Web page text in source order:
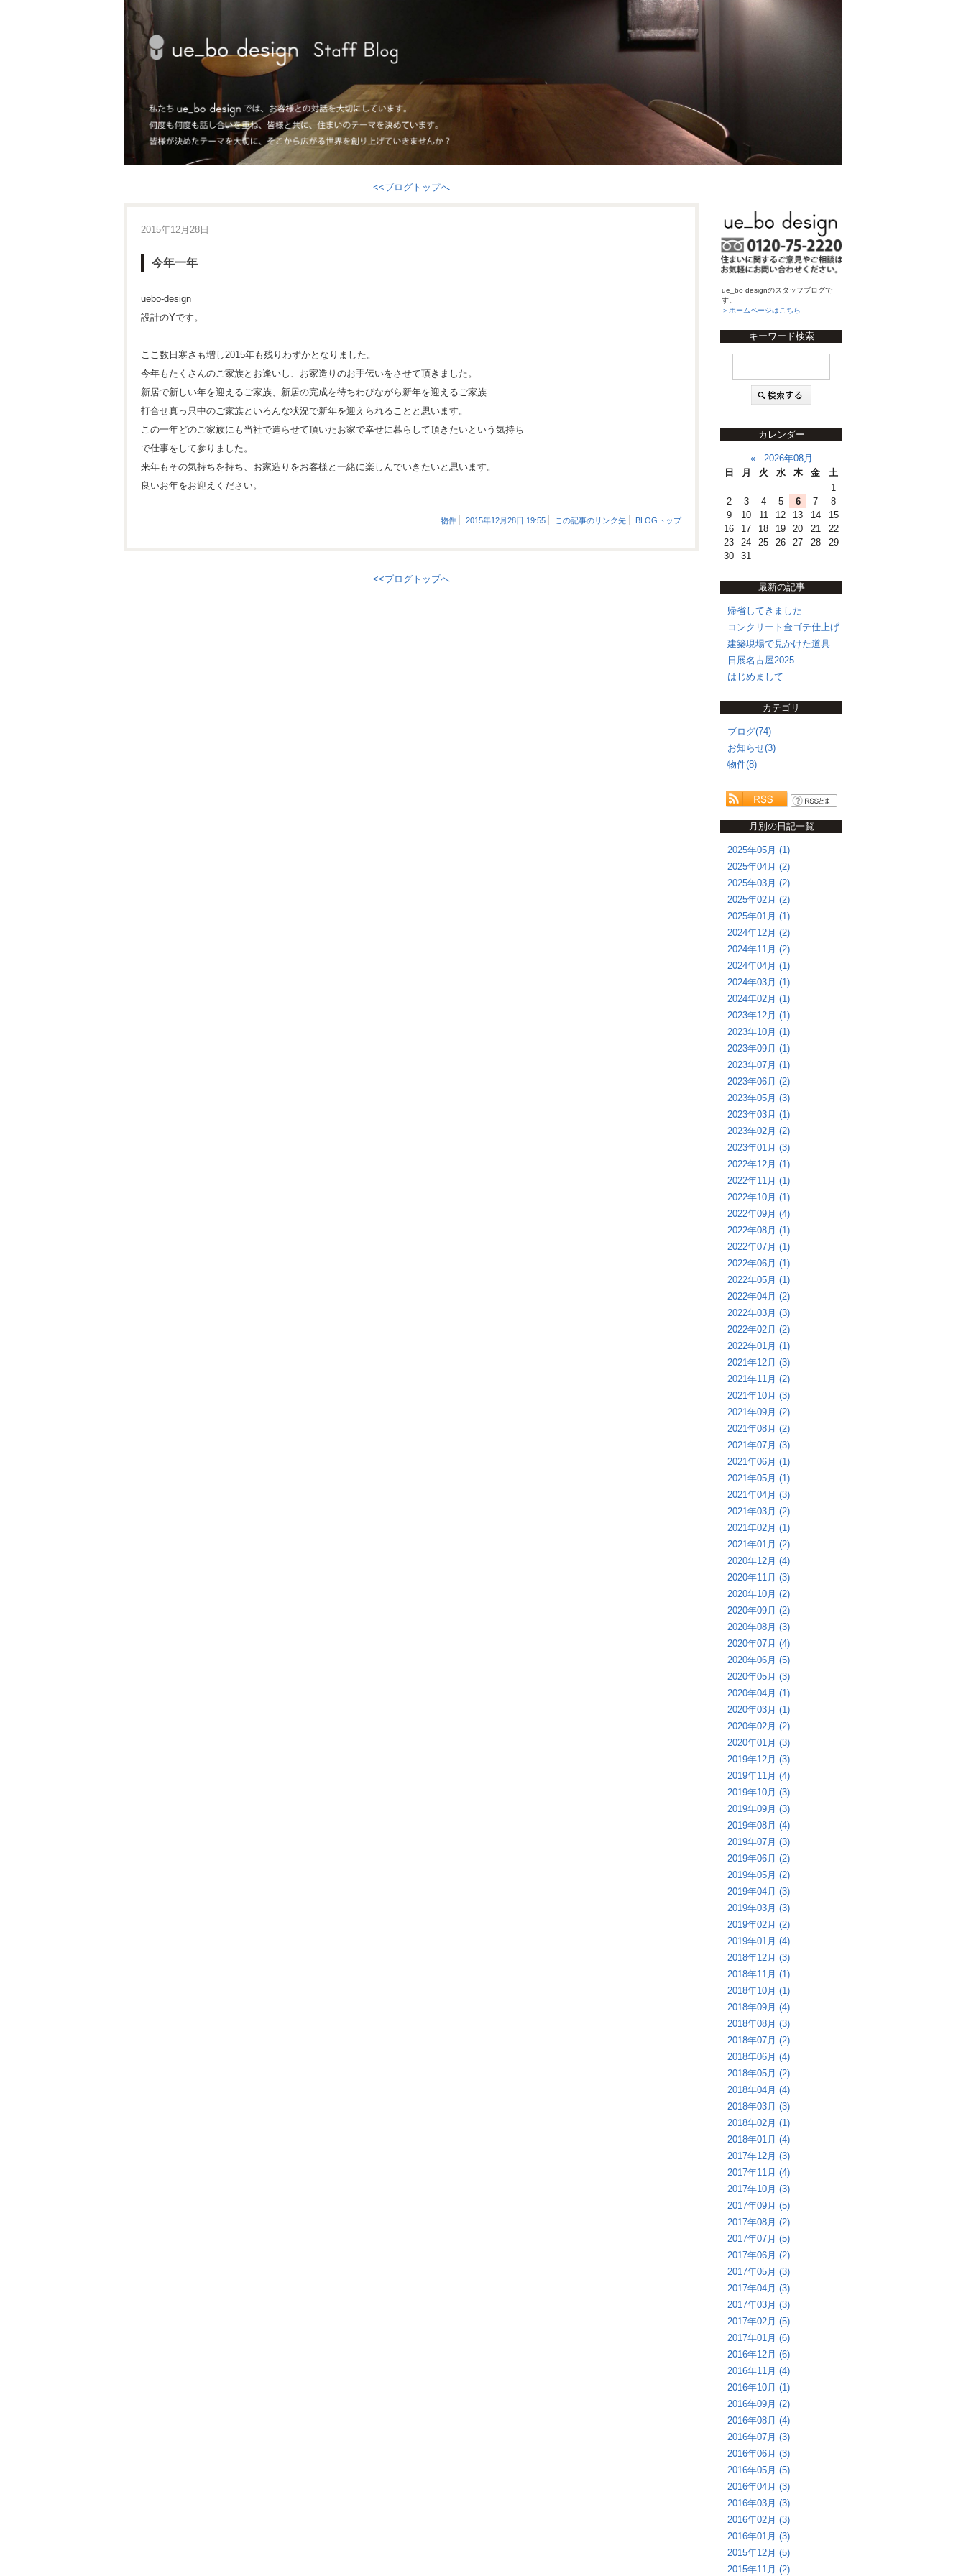
<<ブログトップへ
2015年12月28日
今年一年
uebo-design
設計のYです。
ここ数日寒さも増し2015年も残りわずかとなりました。
今年もたくさんのご家族とお逢いし、お家造りのお手伝いをさせて頂きました。
新居で新しい年を迎えるご家族、新居の完成を待ちわびながら新年を迎えるご家族
打合せ真っ只中のご家族といろんな状況で新年を迎えられることと思います。
この一年どのご家族にも当社で造らせて頂いたお家で幸せに暮らして頂きたいという気持ち
で仕事をして参りました。
来年もその気持ちを持ち、お家造りをお客様と一緒に楽しんでいきたいと思います。
良いお年をお迎えください。
物件 2015年12月28日 19:55 この記事のリンク先 BLOGトップ
<<ブログトップへ
ue_bo designのスタッフブログで
す。
＞ホームページはこちら
キーワード検索
カレンダー
«
2026年08月
日
月 火 水 木 金
土
1
2
3 4 5 6 7
8
9
10 11 12 13 14
15
16
17 18 19 20 21
22
23
24 25 26 27 28
29
30
31
最新の記事
帰省してきました
コンクリート金ゴテ仕上げ
建築現場で見かけた道具
日展名古屋2025
はじめまして
カテゴリ
ブログ(74)
お知らせ(3)
物件(8)
月別の日記一覧
2025年05月 (1)
2025年04月 (2)
2025年03月 (2)
2025年02月 (2)
2025年01月 (1)
2024年12月 (2)
2024年11月 (2)
2024年04月 (1)
2024年03月 (1)
2024年02月 (1)
2023年12月 (1)
2023年10月 (1)
2023年09月 (1)
2023年07月 (1)
2023年06月 (2)
2023年05月 (3)
2023年03月 (1)
2023年02月 (2)
2023年01月 (3)
2022年12月 (1)
2022年11月 (1)
2022年10月 (1)
2022年09月 (4)
2022年08月 (1)
2022年07月 (1)
2022年06月 (1)
2022年05月 (1)
2022年04月 (2)
2022年03月 (3)
2022年02月 (2)
2022年01月 (1)
2021年12月 (3)
2021年11月 (2)
2021年10月 (3)
2021年09月 (2)
2021年08月 (2)
2021年07月 (3)
2021年06月 (1)
2021年05月 (1)
2021年04月 (3)
2021年03月 (2)
2021年02月 (1)
2021年01月 (2)
2020年12月 (4)
2020年11月 (3)
2020年10月 (2)
2020年09月 (2)
2020年08月 (3)
2020年07月 (4)
2020年06月 (5)
2020年05月 (3)
2020年04月 (1)
2020年03月 (1)
2020年02月 (2)
2020年01月 (3)
2019年12月 (3)
2019年11月 (4)
2019年10月 (3)
2019年09月 (3)
2019年08月 (4)
2019年07月 (3)
2019年06月 (2)
2019年05月 (2)
2019年04月 (3)
2019年03月 (3)
2019年02月 (2)
2019年01月 (4)
2018年12月 (3)
2018年11月 (1)
2018年10月 (1)
2018年09月 (4)
2018年08月 (3)
2018年07月 (2)
2018年06月 (4)
2018年05月 (2)
2018年04月 (4)
2018年03月 (3)
2018年02月 (1)
2018年01月 (4)
2017年12月 (3)
2017年11月 (4)
2017年10月 (3)
2017年09月 (5)
2017年08月 (2)
2017年07月 (5)
2017年06月 (2)
2017年05月 (3)
2017年04月 (3)
2017年03月 (3)
2017年02月 (5)
2017年01月 (6)
2016年12月 (6)
2016年11月 (4)
2016年10月 (1)
2016年09月 (2)
2016年08月 (4)
2016年07月 (3)
2016年06月 (3)
2016年05月 (5)
2016年04月 (3)
2016年03月 (3)
2016年02月 (3)
2016年01月 (3)
2015年12月 (5)
2015年11月 (2)